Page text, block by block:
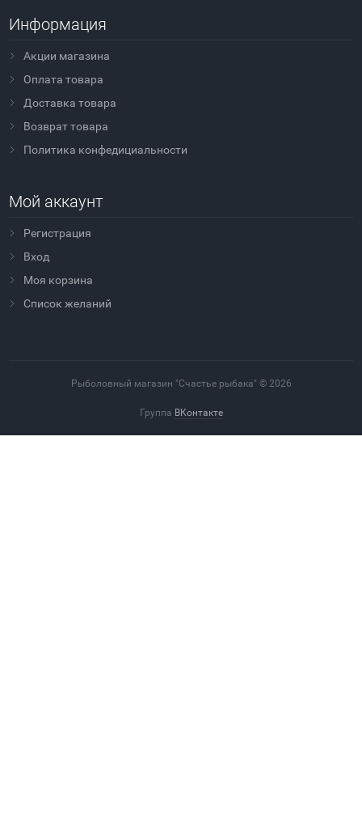
Информация
Акции магазина
Оплата товара
Доставка товара
Возврат товара
Политика конфедициальности
Мой аккаунт
Регистрация
Вход
Моя корзина
Cписок желаний
Рыболовный магазин "Счастье рыбака" © 2026
Группа ВКонтакте